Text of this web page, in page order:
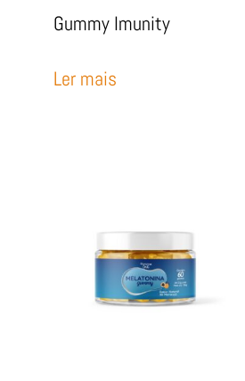
Gummy Imunity
Ler mais